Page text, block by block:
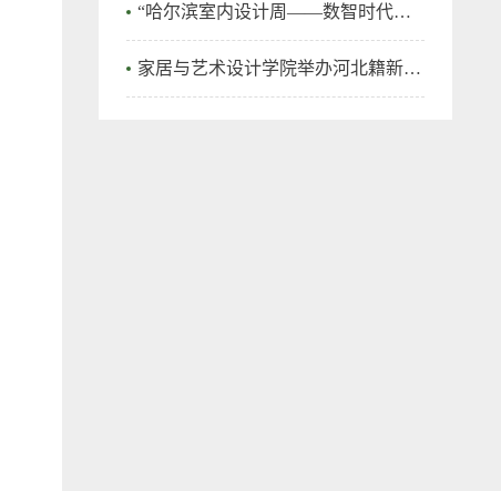
“哈尔滨室内设计周——数智时代的室内设计”竞赛在我校开幕
家居与艺术设计学院举办河北籍新生交流会